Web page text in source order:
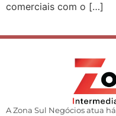
comerciais com o […]
A Zona Sul Negócios atua